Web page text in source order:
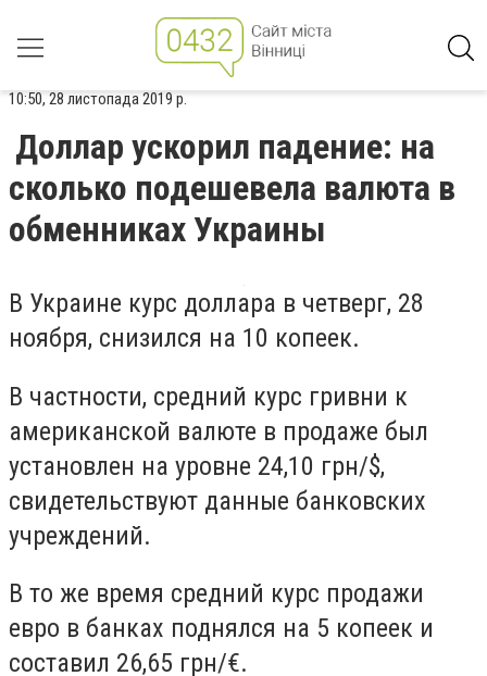
10:50, 28 листопада 2019 р.
Доллар ускорил падение: на
сколько подешевела валюта в
обменниках Украины
В Украине курс доллара в четверг, 28
ноября, снизился на 10 копеек.
В частности, средний курс гривни к
американской валюте в продаже был
установлен на уровне 24,10 грн/$,
свидетельствуют данные банковских
учреждений.
В то же время средний курс продажи
евро в банках поднялся на 5 копеек и
составил 26,65 грн/€.